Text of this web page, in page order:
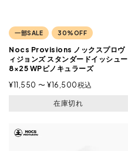
一部SALE 30%OFF
Nocs Provisions ノックスプロヴ
ィジョンズ スタンダードイッシュー
8×25 WPビノキュラーズ
¥11,550 〜 ¥16,500税込
在庫切れ